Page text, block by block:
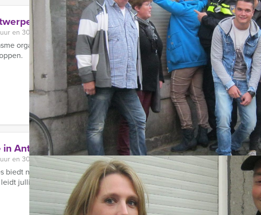
Vanaf
en 30 minuten
organiseert Antwerpen Excursies het knotsgekke Crazy 88 spel!
Antwerpen Vanaf
en 30 minuten
biedt nu deze digitale speurtocht aan. U gaat op pad met GPS-tablets in
jullie door de stad waardoor ...